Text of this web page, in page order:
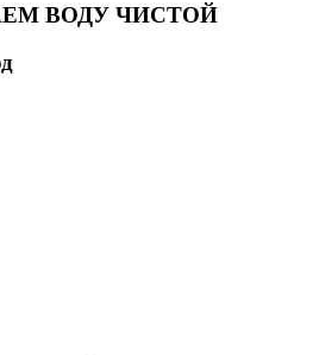
ВОДУ ЧИСТОЙ